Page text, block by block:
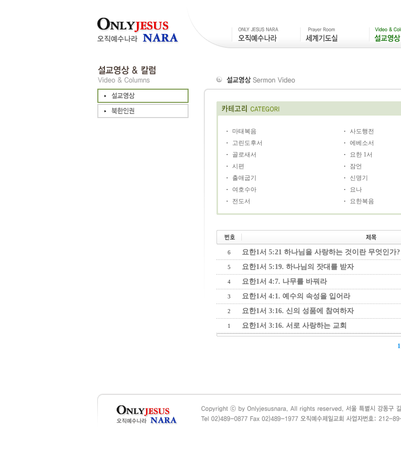
마태복음 사도행전
고린도후서
에베소서
골로새서
요한 1서
시편
잠언
출애굽기
신명기
여호수아
요나
전도서
요한복음
6 요한1서 5:21 하나님을 사랑하는 것이란 무엇인가?
5 요한1서 5:19. 하나님의 잣대를 받자
4 요한1서 4:7. 나무를 바꿔라
3 요한1서 4:1. 예수의 속성을 입어라
2 요한1서 3:16. 신의 성품에 참여하자
1 요한1서 3:16. 서로 사랑하는 교회
1